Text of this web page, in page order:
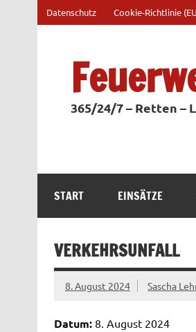
springen
Datenschutz Cookie-Richtlinie
365/24/7 – Retten –
START EINSÄTZE
VERKEHRSUNFALL
8. August 2024 Sascha
Datum:8. August 2024